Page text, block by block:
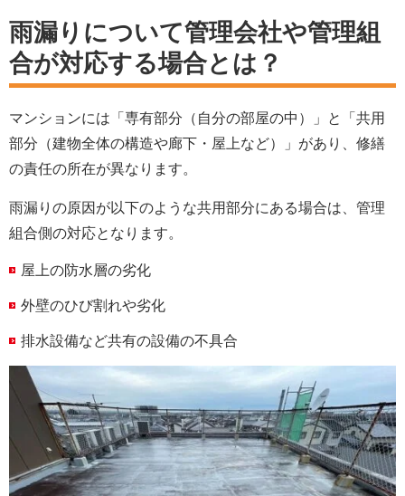
雨漏りについて管理会社や管理組
合が対応する場合とは？
マンションには「専有部分（自分の部屋の中）」と「共用
部分（建物全体の構造や廊下・屋上など）」があり、修繕
の責任の所在が異なります。
雨漏りの原因が以下のような共用部分にある場合は、管理
組合側の対応となります。
屋上の防水層の劣化
外壁のひび割れや劣化
排水設備など共有の設備の不具合